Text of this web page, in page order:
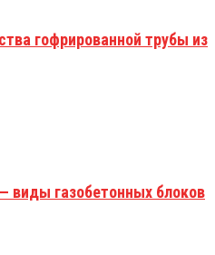
гофрированной трубы из
виды газобетонных блоков